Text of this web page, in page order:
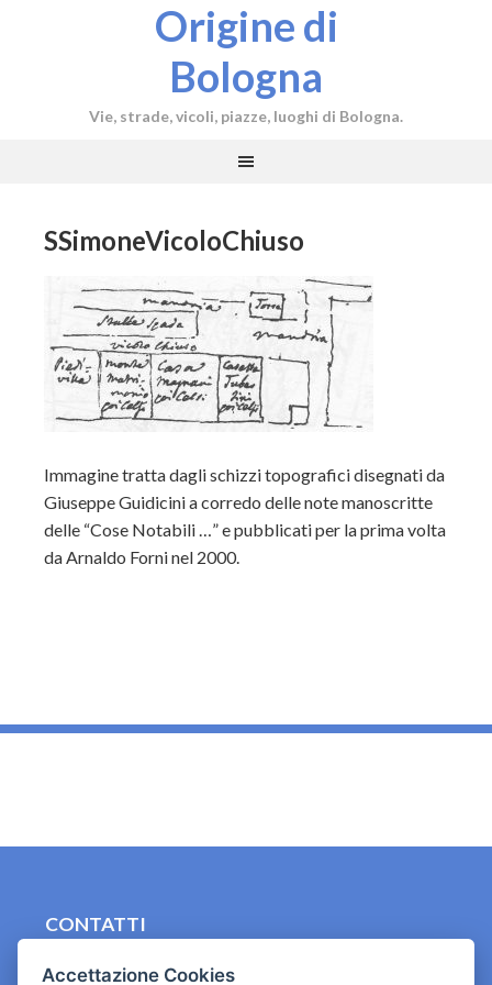
Origine di
Bologna
Vie, strade, vicoli, piazze, luoghi di Bologna.
SSimoneVicoloChiuso
Immagine tratta dagli schizzi topografici disegnati da
Giuseppe Guidicini a corredo delle note manoscritte
delle “Cose Notabili …” e pubblicati per la prima volta
da Arnaldo Forni nel 2000.
CONTATTI
Accettazione Cookies